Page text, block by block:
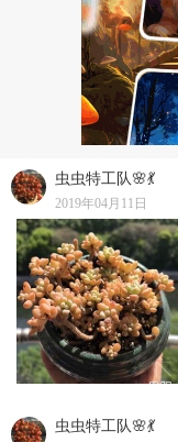
虫虫特工队🌸💃
2019年04月11日
虫虫特工队🌸💃